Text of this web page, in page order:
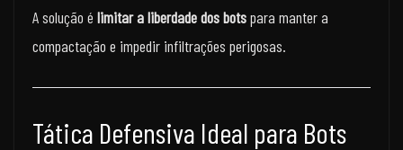
A solução é limitar a liberdade dos botspara manter a
compactação e impedir infiltrações perigosas.
Tática Defensiva Ideal para Bots